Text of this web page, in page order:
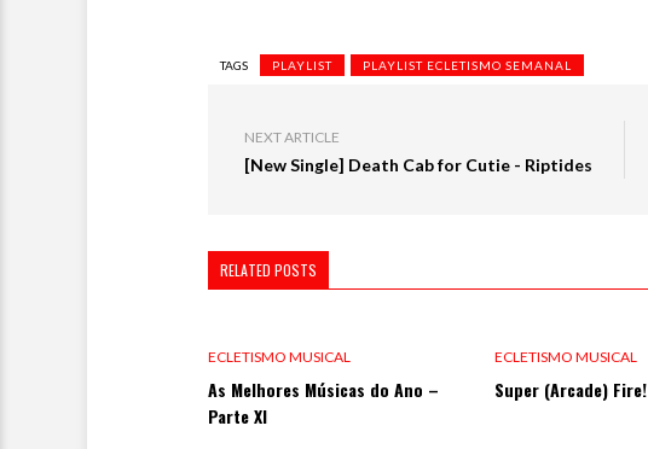
TAGS PLAYLIST PLAYLIST ECLETISMO SEMANAL
NEXT ARTICLE
[New Single] Death Cab for Cutie - Riptides
RELATED POSTS
ECLETISMO MUSICAL
As Melhores Músicas do Ano –
Parte XI
ECLETISMO MUSICAL
Super (Arcade) Fire!